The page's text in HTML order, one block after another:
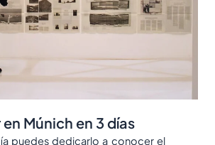
Múnich en 3 días
puedes dedicarlo a conocer el